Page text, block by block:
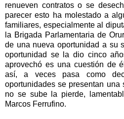
renueven contratos o se
parecer esto ha molestado a
familiares, especialmente al
la Brigada Parlamentaria de
de una nueva oportunidad a su
oportunidad se la dio cinco
aprovechó es una cuestión de
así, a veces pasa como
oportunidades se presentan
no se sube la pierde,
Marcos Ferrufino.